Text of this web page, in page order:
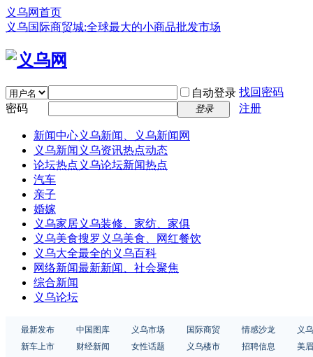
义乌网首页
义乌国际商贸城:全球最大的小商品批发市场
自动登录 找回密码
密码
登录 注册
新闻中心义乌新闻、义乌新闻网
义乌新闻 义乌资讯热点动态
论坛热点 义乌论坛新闻热点
汽车
亲子
婚嫁
义乌家居义乌装修、家纺、家俱
义乌美食搜罗义乌美食、网红餐饮
义乌大全最全的义乌百科
网络新闻最新新闻、社会聚焦
综合新闻
义乌论坛
最新发布 中国图库 义乌市场 国际商贸 情感沙龙
义
新车上市
财经新闻 女性话题 义乌楼市 招聘信息 美